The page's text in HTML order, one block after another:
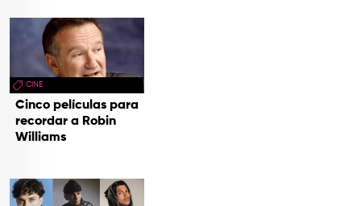
CINE
Cinco películas para
recordar a Robin
Williams